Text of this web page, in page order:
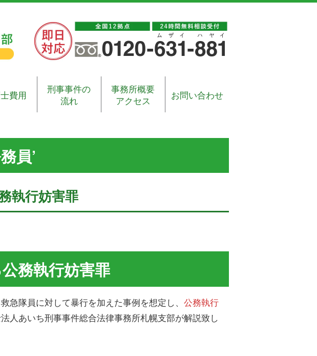
費用
刑事事件の
流れ
事務所概要
アクセス
お問い合わせ
員’
執行妨害罪
務執行妨害罪
急隊員に対して暴行を加えた事例を想定し、 公務執行
人あいち刑事事件総合法律事務所札幌支部が解説致し